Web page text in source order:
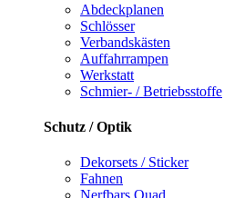
Abdeckplanen
Schlösser
Verbandskästen
Auffahrrampen
Werkstatt
Schmier- / Betriebsstoffe
Schutz / Optik
Dekorsets / Sticker
Fahnen